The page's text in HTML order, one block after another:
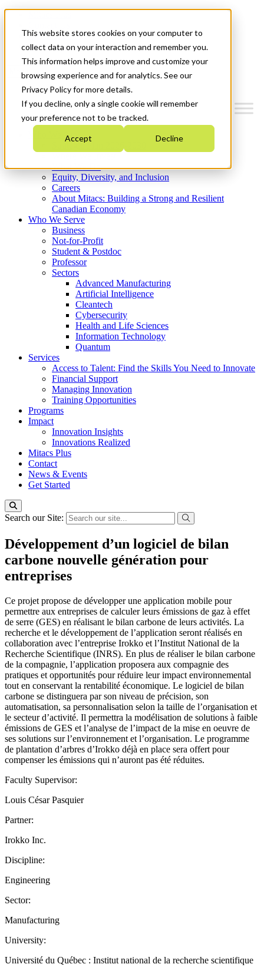
This website stores cookies on your computer to
collect data on your interaction and remember you.
This information helps improve and customize your
browsing experience and for analytics. See our
Privacy Policy for more details.
If you decline, only a single cookie will remember
your preference not to be tracked.
Accept Decline
News & Events
Get Started
Menu
Who We Are
Strategic Plan 2026-2030
What We Do
Equity, Diversity, and Inclusion
Careers
About Mitacs: Building a Strong and Resilient
Canadian Economy
Who We Serve
Business
Not-for-Profit
Student & Postdoc
Professor
Sectors
Advanced Manufacturing
Artificial Intelligence
Cleantech
Cybersecurity
Health and Life Sciences
Information Technology
Quantum
Services
Access to Talent: Find the Skills You Need to Innovate
Financial Support
Managing Innovation
Training Opportunities
Programs
Impact
Innovation Insights
Innovations Realized
Mitacs Plus
Contact
News & Events
Get Started
Search our Site:
Développement d’un logiciel de bilan
carbone nouvelle génération pour
entreprises
Ce projet propose de développer une application mobile pour
permettre aux entreprises de calculer leurs émissions de gaz à effet
de serre (GES) en réalisant le bilan carbone de leurs activités. La
recherche et le développement de l’application seront réalisés en
collaboration avec l’entreprise Irokko et l’Institut National de la
Recherche Scientifique (INRS). En plus de réaliser le bilan carbone
de la compagnie, l’application proposera aux compagnie des
pratiques et opportunités pour réduire leur impact environnemental
tout en conservant la rentabilité économique. Le logiciel de bilan
carbone se distinguera par son niveau de précision, son
automatisation, sa personnalisation selon la taille de l’organisation et
le secteur d’activité. Il permettra la modélisation de solutions à faible
émissions de GES et l’analyse de l’impact de la mise en oeuvre de
ses solutions sur l’environnement et l’organisation. Le programme
de plantation d’arbres d’Irokko déjà en place sera offert pour
compenser les émissions qui n’auront pas été réduites.
Faculty Supervisor:
Louis César Pasquier
Partner:
Irokko Inc.
Discipline:
Engineering
Sector:
Manufacturing
University:
Université du Québec : Institut national de la recherche scientifique